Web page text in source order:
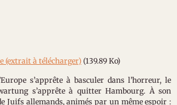
(extrait à télécharger) (139.89 Ko)
s’apprête à basculer dans l’horreur, le
s’apprête à quitter Hambourg. À son
Juifs allemands, animés par un même espoir :